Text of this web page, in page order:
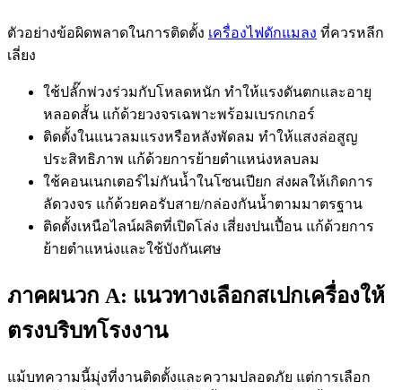
ตัวอย่างข้อผิดพลาดในการติดตั้ง เครื่องไฟดักแมลง ที่ควรหลีก
เลี่ยง
ใช้ปลั๊กพ่วงร่วมกับโหลดหนัก ทำให้แรงดันตกและอายุ
หลอดสั้น แก้ด้วยวงจรเฉพาะพร้อมเบรกเกอร์
ติดตั้งในแนวลมแรงหรือหลังพัดลม ทำให้แสงล่อสูญ
ประสิทธิภาพ แก้ด้วยการย้ายตำแหน่งหลบลม
ใช้คอนเนกเตอร์ไม่กันน้ำในโซนเปียก ส่งผลให้เกิดการ
ลัดวงจร แก้ด้วยคอรับสาย/กล่องกันน้ำตามมาตรฐาน
ติดตั้งเหนือไลน์ผลิตที่เปิดโล่ง เสี่ยงปนเปื้อน แก้ด้วยการ
ย้ายตำแหน่งและใช้บังกันเศษ
ภาคผนวก A: แนวทางเลือกสเปกเครื่องให้
ตรงบริบทโรงงาน
แม้บทความนี้มุ่งที่งานติดตั้งและความปลอดภัย แต่การเลือก